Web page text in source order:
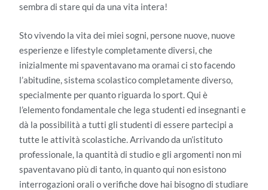
sembra di stare qui da una vita intera!
Sto vivendo la vita dei miei sogni, persone nuove, nuove
esperienze e lifestyle completamente diversi, che
inizialmente mi spaventavano ma oramai ci sto facendo
l’abitudine, sistema scolastico completamente diverso,
specialmente per quanto riguarda lo sport. Qui è
l’elemento fondamentale che lega studenti ed insegnanti e
dà la possibilità a tutti gli studenti di essere partecipi a
tutte le attività scolastiche. Arrivando da un’istituto
professionale, la quantità di studio e gli argomenti non mi
spaventavano più di tanto, in quanto qui non esistono
interrogazioni orali o verifiche dove hai bisogno di studiare